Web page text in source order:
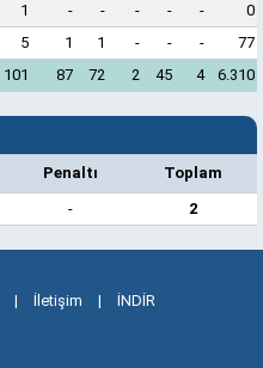
1 - - - - -
0
5 1 1 - - -
77
101 87 72 2 45 4 6.310
Penaltı
Toplam
- 2
| İletişim | İNDİR